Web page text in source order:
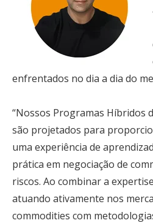
enfrentados no dia a dia do
“Nossos Programas Híbridos
são projetados para
uma experiência de
prática em negociação de
riscos. Ao combinar a
atuando ativamente nos
commodities com